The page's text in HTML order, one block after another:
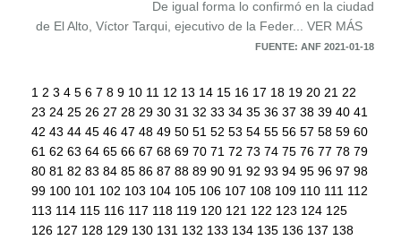
De igual forma lo confirmó en la ciudad
de El Alto, Víctor Tarqui, ejecutivo de la Feder... VER MÁS
FUENTE: ANF 2021-01-18
1 2 3 4 5 6 7 8 9 10 11 12 13 14 15 16 17 18 19 20 21 22
23 24 25 26 27 28 29 30 31 32 33 34 35 36 37 38 39 40 41
42 43 44 45 46 47 48 49 50 51 52 53 54 55 56 57 58 59 60
61 62 63 64 65 66 67 68 69 70 71 72 73 74 75 76 77 78 79
80 81 82 83 84 85 86 87 88 89 90 91 92 93 94 95 96 97 98
99 100 101 102 103 104 105 106 107 108 109 110 111 112
113 114 115 116 117 118 119 120 121 122 123 124 125
126 127 128 129 130 131 132 133 134 135 136 137 138